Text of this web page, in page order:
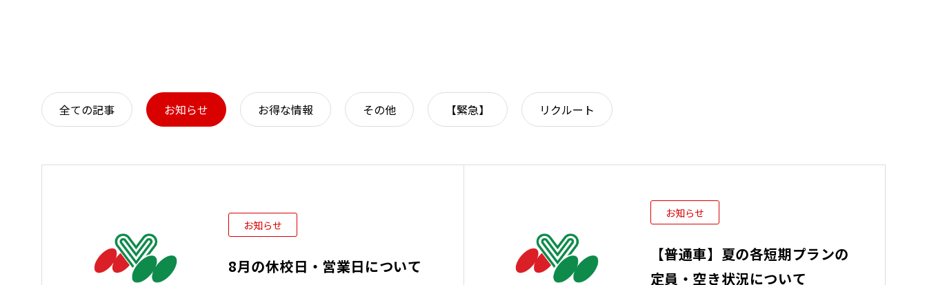
全ての記事 お知らせ お得な情報 その他 【緊急】 リクルート
お知らせ
8月の休校日・営業日について
お知らせ
【普通車】夏の各短期プランの
定員・空き状況について